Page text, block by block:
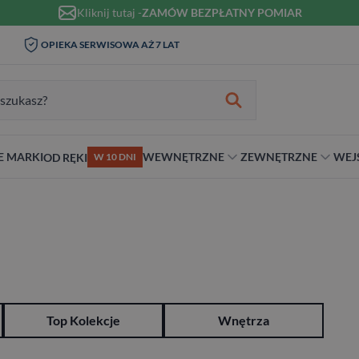
Kliknij tutaj -ZAMÓW BEZPŁATNY POMIAR
OPIEKA SERWISOWA AŻ 7 LAT
MARKIOD RĘKI W 10 DNI WEWNĘTRZNE ZEWNĘTRZNE
Top Kolekcje Wnętrza